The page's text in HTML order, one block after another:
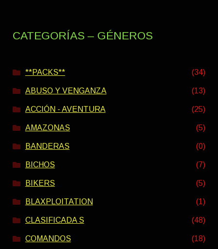
CATEGORÍAS – GÉNEROS
**PACKS** (34)
ABUSO Y VENGANZA (13)
ACCIÓN - AVENTURA (25)
AMAZONAS (5)
BANDERAS (0)
BICHOS (7)
BIKERS (5)
BLAXPLOITATION (1)
CLASIFICADA S (48)
COMANDOS (18)